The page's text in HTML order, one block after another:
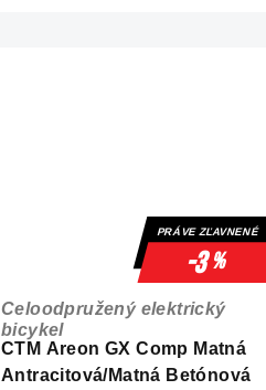
PRÁVE ZĽAVNENÉ
-3%
CTM Areon GX Comp Matná
Antracitová/Matná Betónová
Celoodpružený elektrický
bicykel